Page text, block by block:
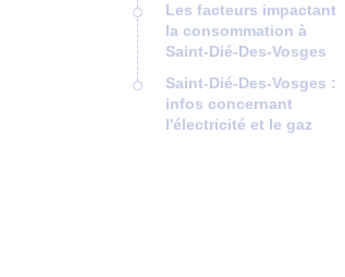
Les facteurs impactant
la consommation à
Saint-Dié-Des-Vosges
Saint-Dié-Des-Vosges :
infos concernant
l'électricité et le gaz